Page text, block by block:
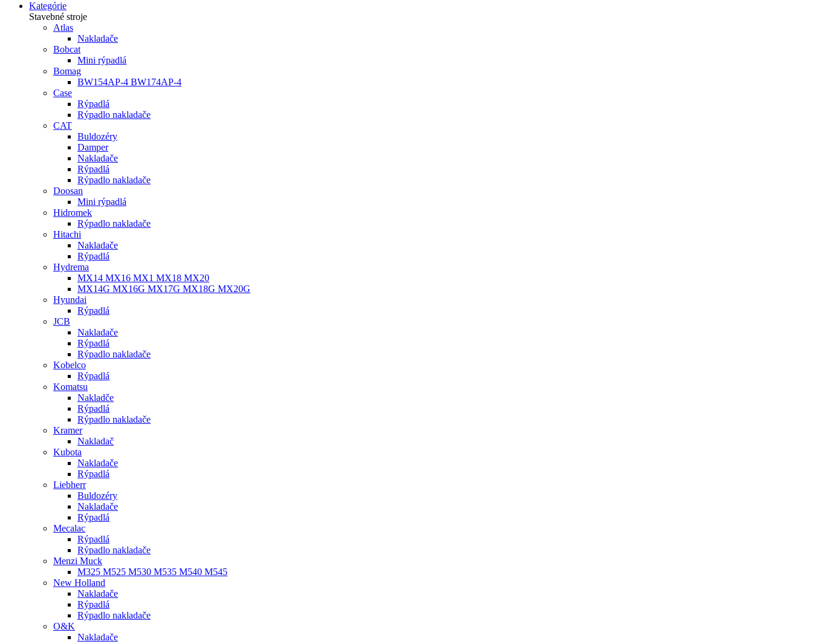
Kategórie
Stavebné stroje
Atlas
Nakladače
Bobcat
Mini rýpadlá
Bomag
BW154AP-4 BW174AP-4
Case
Rýpadlá
Rýpadlo nakladače
CAT
Buldozéry
Damper
Nakladače
Rýpadlá
Rýpadlo nakladače
Doosan
Mini rýpadlá
Hidromek
Rýpadlo nakladače
Hitachi
Nakladače
Rýpadlá
Hydrema
MX14 MX16 MX1 MX18 MX20
MX14G MX16G MX17G MX18G MX20G
Hyundai
Rýpadlá
JCB
Nakladače
Rýpadlá
Rýpadlo nakladače
Kobelco
Rýpadlá
Komatsu
Nakladče
Rýpadlá
Rýpadlo nakladače
Kramer
Nakladač
Kubota
Nakladače
Rýpadlá
Liebherr
Buldozéry
Nakladače
Rýpadlá
Mecalac
Rýpadlá
Rýpadlo nakladače
Menzi Muck
M325 M525 M530 M535 M540 M545
New Holland
Nakladače
Rýpadlá
Rýpadlo nakladače
O&K
Nakladače